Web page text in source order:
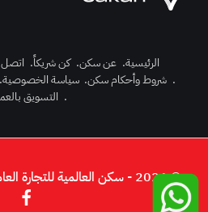
الرئيسية. عن سكن. كن شريكاً. اتصل
. شروط وأحكام سكن. سياسة الخصوصية.
. التسويق
© 2026 - سكن العالمية للتجارة العامة جميع الحقوق محفوظة